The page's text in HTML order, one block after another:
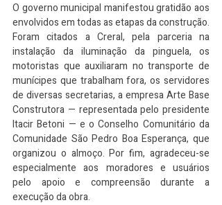
O governo municipal manifestou gratidão aos
envolvidos em todas as etapas da construção.
Foram citados a Creral, pela parceria na
instalação da iluminação da pinguela, os
motoristas que auxiliaram no transporte de
munícipes que trabalham fora, os servidores
de diversas secretarias, a empresa Arte Base
Construtora — representada pelo presidente
Itacir Betoni — e o Conselho Comunitário da
Comunidade São Pedro Boa Esperança, que
organizou o almoço. Por fim, agradeceu-se
especialmente aos moradores e usuários
pelo apoio e compreensão durante a
execução da obra.